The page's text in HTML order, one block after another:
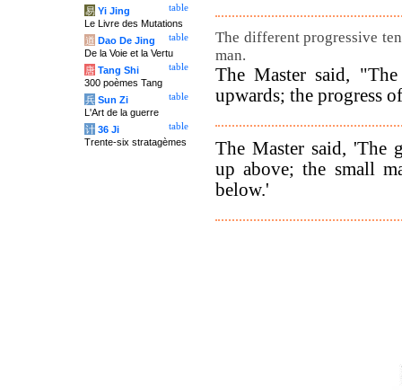
The different progressive
man.
The Master said,
upwards; the progress
The Master said, 'The
up above; the small
below.'
table
易 Yi Jing
Le Livre des Mutations
table
道 Dao De Jing
De la Voie et la Vertu
table
唐 Tang Shi
300 poèmes Tang
table
兵 Sun Zi
L'Art de la guerre
table
计 36 Ji
Trente-six stratagèmes